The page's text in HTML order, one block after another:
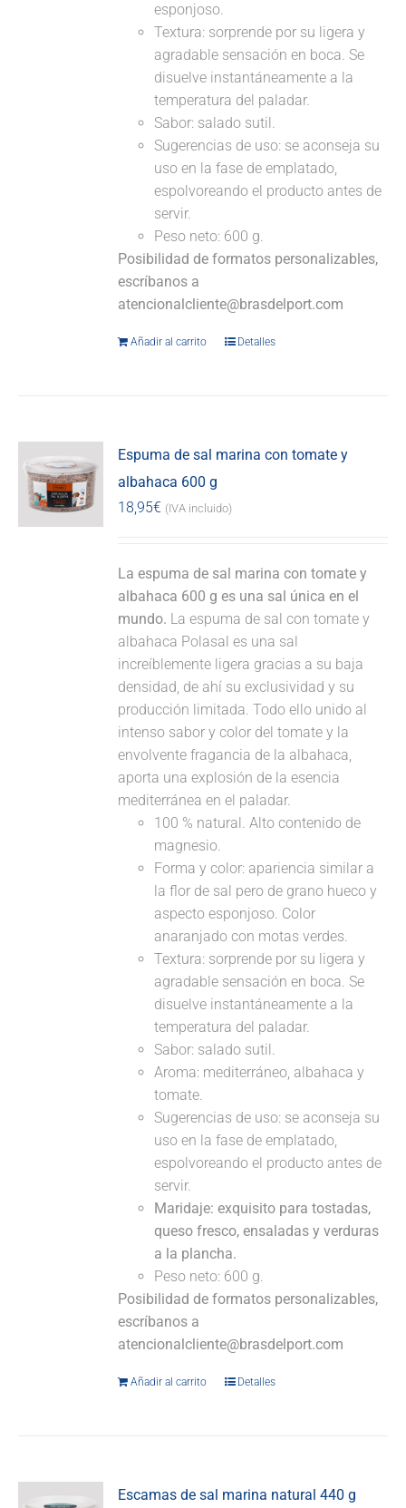
esponjoso.
Textura: sorprende por su ligera y
agradable sensación en boca. Se
disuelve instantáneamente a la
temperatura del paladar.
Sabor: salado sutil.
Sugerencias de uso: se aconseja su
uso en la fase de emplatado,
espolvoreando el producto antes de
servir.
Peso neto: 600 g.
Posibilidad de formatos personalizables,
escríbanos a
atencionalcliente@brasdelport.com
Añadir al carrito Detalles
Espuma de sal marina con tomate y
albahaca 600 g
18,95€ (IVA incluido)
La espuma de sal marina con tomate y
albahaca 600 g es una sal única en el
mundo. La espuma de sal con tomate y
albahaca Polasal es una sal
increíblemente ligera gracias a su baja
densidad, de ahí su exclusividad y su
producción limitada. Todo ello unido al
intenso sabor y color del tomate y la
envolvente fragancia de la albahaca,
aporta una explosión de la esencia
mediterránea en el paladar.
100 % natural. Alto contenido de
magnesio.
Forma y color: apariencia similar a
la flor de sal pero de grano hueco y
aspecto esponjoso. Color
anaranjado con motas verdes.
Textura: sorprende por su ligera y
agradable sensación en boca. Se
disuelve instantáneamente a la
temperatura del paladar.
Sabor: salado sutil.
Aroma: mediterráneo, albahaca y
tomate.
Sugerencias de uso: se aconseja su
uso en la fase de emplatado,
espolvoreando el producto antes de
servir.
Maridaje: exquisito para tostadas,
queso fresco, ensaladas y verduras
a la plancha.
Peso neto: 600 g.
Posibilidad de formatos personalizables,
escríbanos a
atencionalcliente@brasdelport.com
Añadir al carrito Detalles
Escamas de sal marina natural 440 g